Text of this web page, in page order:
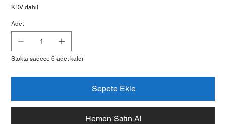
KDV dahil
Adet
Stokta sadece 6 adet kaldı
Sepete Ekle
Hemen Satın Al